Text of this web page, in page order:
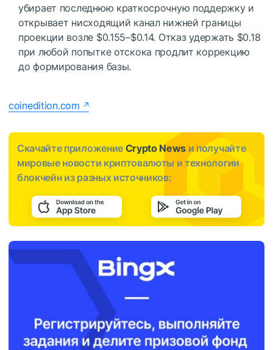
убирает последнюю краткосрочную поддержку и
открывает нисходящий канал нижней границы
проекции возле $0.155–$0.14. Отказ удержать $0.18
при любой попытке отскока продлит коррекцию
до формирования базы.
coinedition.com
Скачайте приложение Crypto News и получайте
мировые новости криптовалюты и технологии
блокчейн из разных источников: